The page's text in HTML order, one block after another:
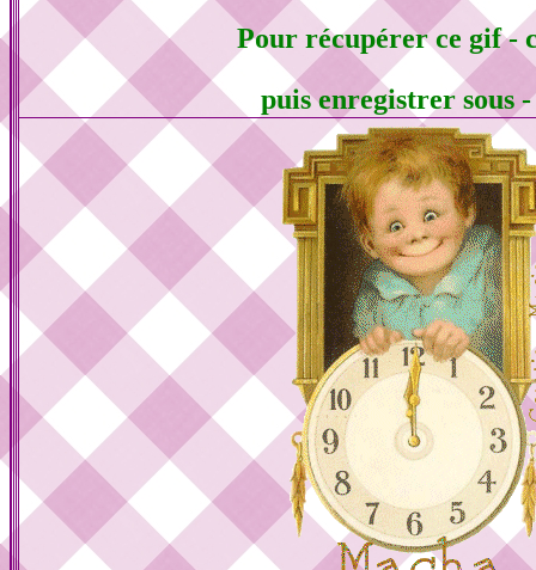
Pour récupérer ce gif -
puis enregistrer sous